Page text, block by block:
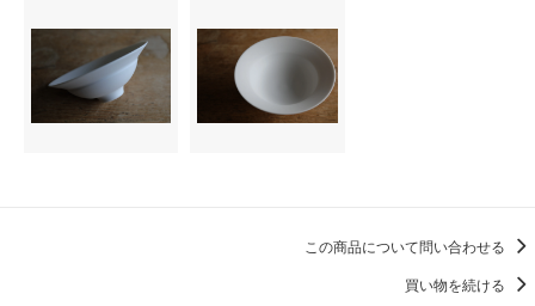
この商品について問い合わせる
買い物を続ける